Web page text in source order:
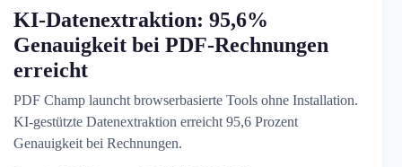
KI-Datenextraktion: 95,6%
Genauigkeit bei PDF-Rechnungen
erreicht
PDF Champ launcht browserbasierte Tools ohne Installation.
KI-gestützte Datenextraktion erreicht 95,6 Prozent
Genauigkeit bei Rechnungen.